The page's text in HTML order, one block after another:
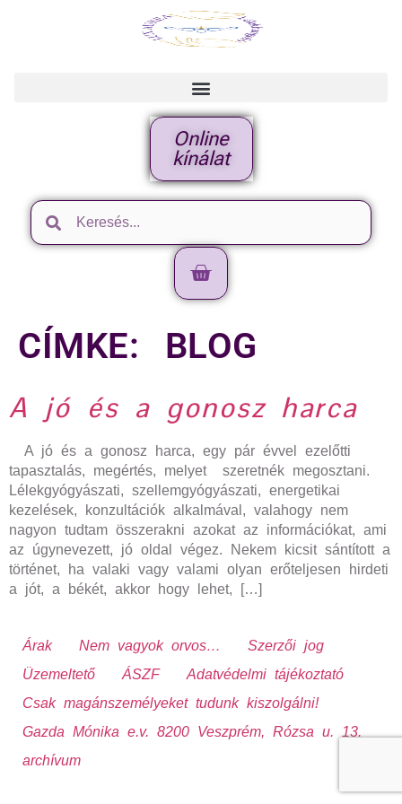
Online
kínálat
CÍMKE: BLOG
A jó és a gonosz harca
A jó és a gonosz harca, egy pár évvel ezelőtti
tapasztalás, megértés, melyet szeretnék megosztani.
Lélekgyógyászati, szellemgyógyászati, energetikai
kezelések, konzultációk alkalmával, valahogy nem
nagyon tudtam összerakni azokat az információkat, ami
az úgynevezett, jó oldal végez. Nekem kicsit sántított a
történet, ha valaki vagy valami olyan erőteljesen hirdeti
a jót, a békét, akkor hogy lehet, […]
Árak Nem vagyok orvos…
Szerzői jog
Üzemeltető
ÁSZF
Adatvédelmi tájékoztató
Csak magánszemélyeket tudunk kiszolgálni!
Gazda Mónika e.v. 8200 Veszprém, Rózsa u. 13.
archívum